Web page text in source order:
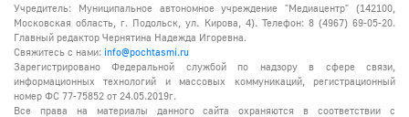
Учредитель: Муниципальное автономное учреждение "Медиацентр" (142100,
Московская область, г. Подольск, ул. Кирова, 4). Телефон: 8 (4967) 69-05-20.
Главный редактор Чернятина Надежда Игоревна.
Свяжитесь с нами: info@pochtasmi.ru
Зарегистрировано Федеральной службой по надзору в сфере связи,
информационных технологий и массовых коммуникаций, регистрационный
номер ФС 77-75852 от 24.05.2019г.
Все права на материалы данного сайта охраняются в соответствии с